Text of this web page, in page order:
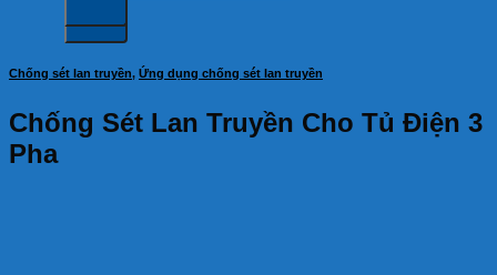
Chống sét lan truyền, Ứng dụng chống sét lan truyền
Chống Sét Lan Truyền Cho Tủ Điện 3
Pha